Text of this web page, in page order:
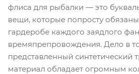
флиса для рыбалки — это
вещи, которые попросту обязаны
гардеробе каждого заядлого
времяпрепровождения. Дело в
представленный синтетический
материал обладает огромным